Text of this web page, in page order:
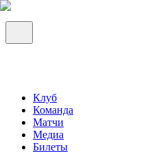
Клуб
Команда
Матчи
Медиа
Билеты